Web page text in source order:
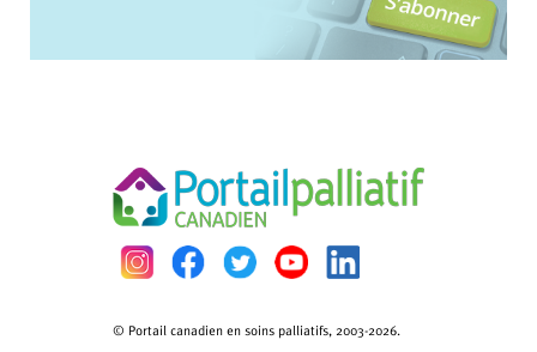
© Portail canadien en soins palliatifs, 2003-2026.